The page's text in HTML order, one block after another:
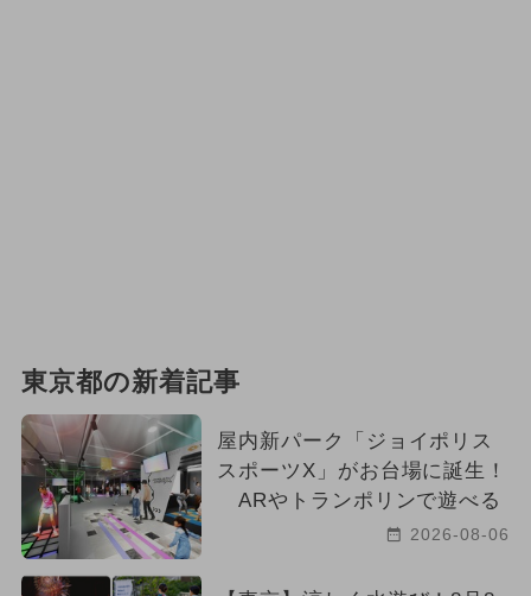
東京都の新着記事
屋内新パーク「ジョイポリス
スポーツX」がお台場に誕生！
ARやトランポリンで遊べる
2026-08-06